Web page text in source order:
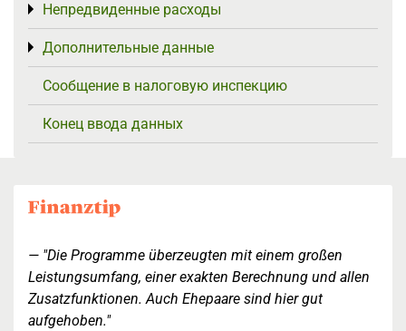
Непредвиденные расходы
Toggle menu
Дополнительные данные
Toggle menu
Сообщение в налоговую инспекцию
Конец ввода данных
"Die Programme überzeugten mit einem großen
Leistungsumfang, einer exakten Berechnung und allen
Zusatzfunktionen. Auch Ehepaare sind hier gut
aufgehoben."